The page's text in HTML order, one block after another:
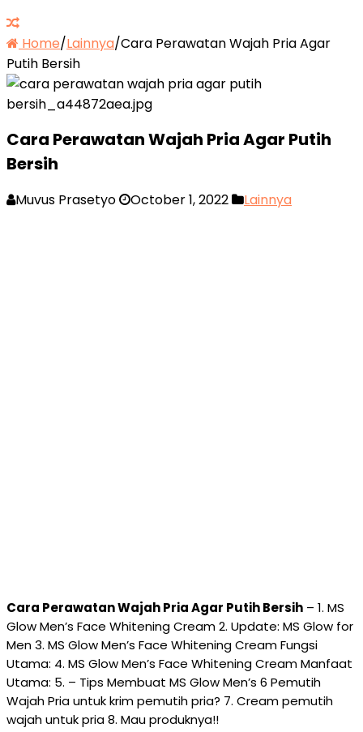
Home/Lainnya/Cara Perawatan Wajah Pria Agar
Putih Bersih
Cara Perawatan Wajah Pria Agar Putih
Bersih
Muvus Prasetyo October 1, 2022 Lainnya
Cara Perawatan Wajah Pria Agar Putih Bersih – 1. MS
Glow Men’s Face Whitening Cream 2. Update: MS Glow for
Men 3. MS Glow Men’s Face Whitening Cream Fungsi
Utama: 4. MS Glow Men’s Face Whitening Cream Manfaat
Utama: 5. – Tips Membuat MS Glow Men’s 6 Pemutih
Wajah Pria untuk krim pemutih pria? 7. Cream pemutih
wajah untuk pria 8. Mau produknya!!